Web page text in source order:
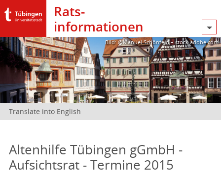
Rats­
informationen
Bild: @Manuel Schönfeld – stock.adobe.com
Translate into English
Altenhilfe Tübingen gGmbH -
Aufsichtsrat - Termine 2015